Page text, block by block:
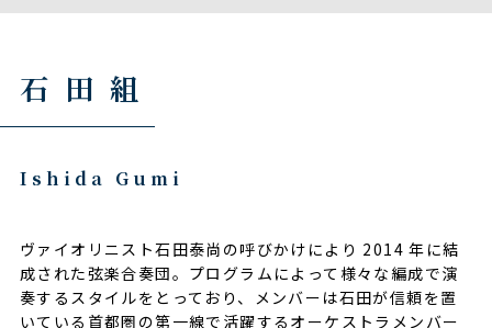
石田組
Ishida Gumi
ヴァイオリニスト⽯⽥泰尚の呼びかけにより 2014 年に結
成された弦楽合奏団。プログラムによって様々な編成で演
奏するスタイルをとっており、メンバーは石田が信頼を置
いている首都圏の第一線で活躍するオーケストラメンバー